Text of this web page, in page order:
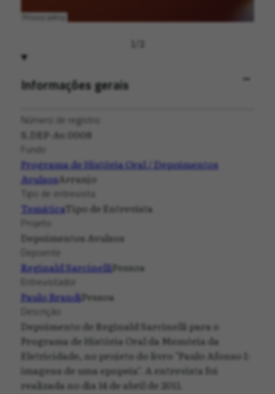
1 2
Informações gerais
Número de registro
S.DEP-Av.0008
Fundo
Programa de História Oral / Depoimentos
AvulsosArranjo
Tipo de entrevista
TemáticaTipo de Entrevista
Projeto
Depoimentos Avulsos
Depoente
Reginald SarcinelliPessoa
Entrevistador
Paulo BrandiPessoa
Descrição
Depoimento de Reginald Sarcinelli para o
Programa de História Oral da Memória da
Eletricidade, no projeto do livro "Paulo Afonso I:
imagens de uma epopeia". A entrevista foi
realizada no dia 14 de abril de 2011.